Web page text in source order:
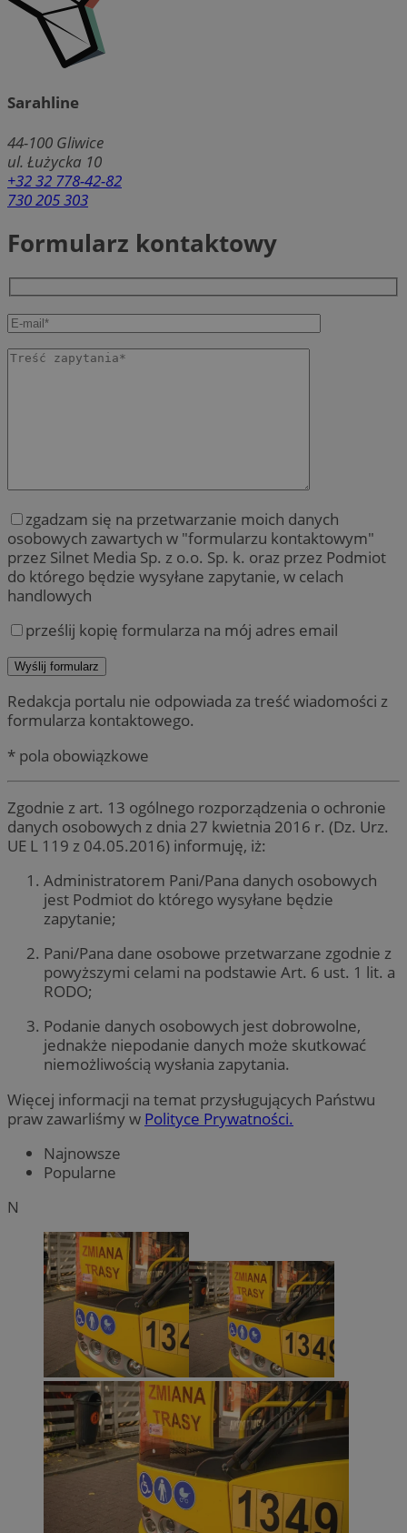
Sarahline
44-100 Gliwice
ul. Łużycka 10
+32 32 778-42-82
730 205 303
Formularz kontaktowy
zgadzam się na przetwarzanie moich danych
osobowych zawartych w "formularzu kontaktowym"
przez Silnet Media Sp. z o.o. Sp. k. oraz przez Podmiot
do którego będzie wysyłane zapytanie, w celach
handlowych
prześlij kopię formularza na mój adres email
Redakcja portalu nie odpowiada za treść wiadomości z
formularza kontaktowego.
* pola obowiązkowe
Zgodnie z art. 13 ogólnego rozporządzenia o ochronie
danych osobowych z dnia 27 kwietnia 2016 r. (Dz. Urz.
UE L 119 z 04.05.2016) informuję, iż:
Administratorem Pani/Pana danych osobowych
jest Podmiot do którego wysyłane będzie
zapytanie;
Pani/Pana dane osobowe przetwarzane zgodnie z
powyższymi celami na podstawie Art. 6 ust. 1 lit. a
RODO;
Podanie danych osobowych jest dobrowolne,
jednakże niepodanie danych może skutkować
niemożliwością wysłania zapytania.
Więcej informacji na temat przysługujących Państwu
praw zawarliśmy w Polityce Prywatności.
Najnowsze
Popularne
N